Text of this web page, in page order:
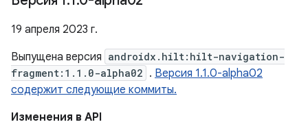
19 апреля 2023 г.
Выпущена версия androidx.hilt:hilt-navigation-
fragment:1.1.0-alpha02 . Версия 1.1.0-alpha02
содержит следующие коммиты.
Изменения в API